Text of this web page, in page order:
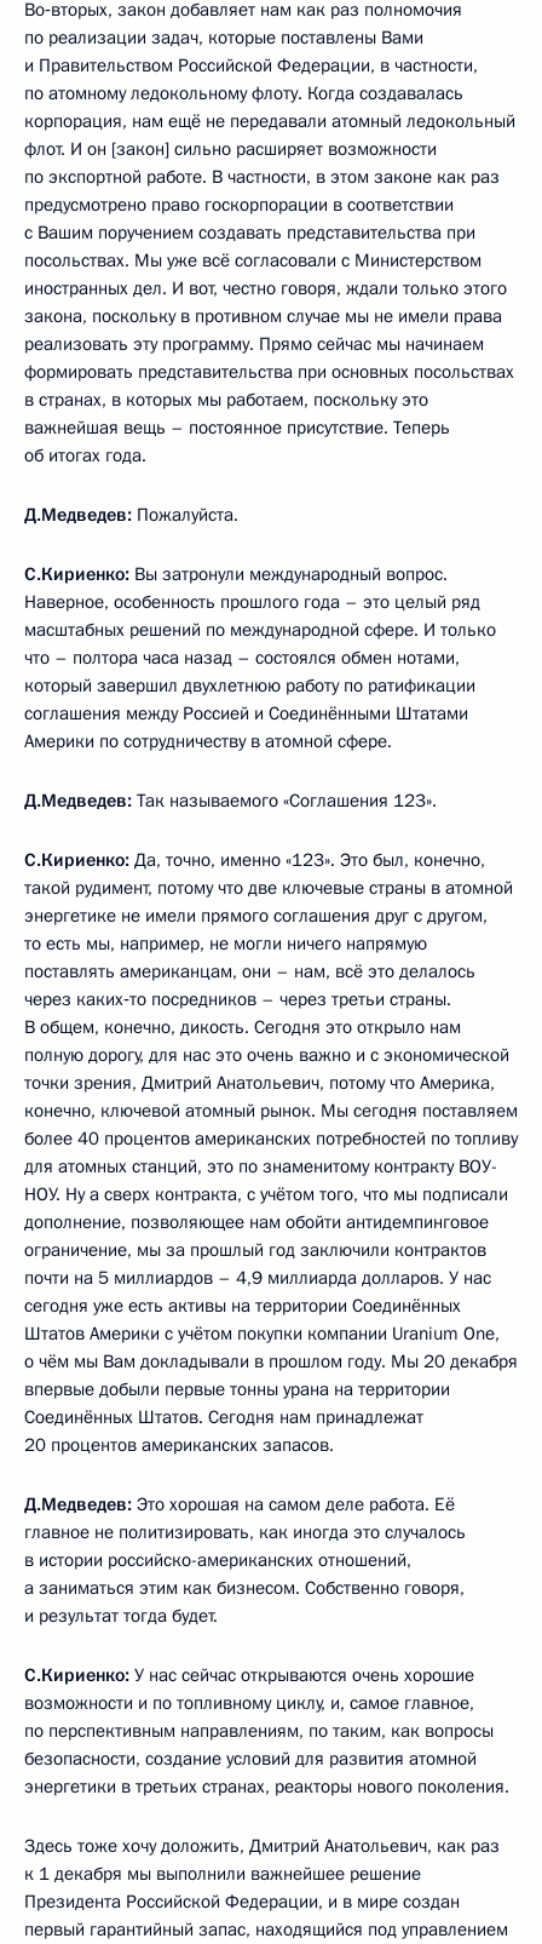
Во‑вторых, закон добавляет нам как раз полномочия
по реализации задач, которые поставлены Вами
и Правительством Российской Федерации, в частности,
по атомному ледокольному флоту. Когда создавалась
корпорация, нам ещё не передавали атомный ледокольный
флот. И он [закон] сильно расширяет возможности
по экспортной работе. В частности, в этом законе как раз
предусмотрено право госкорпорации в соответствии
с Вашим поручением создавать представительства при
посольствах. Мы уже всё согласовали с Министерством
иностранных дел. И вот, честно говоря, ждали только этого
закона, поскольку в противном случае мы не имели права
реализовать эту программу. Прямо сейчас мы начинаем
формировать представительства при основных посольствах
в странах, в которых мы работаем, поскольку это
важнейшая вещь – постоянное присутствие. Теперь
об итогах года.
Д.Медведев: Пожалуйста.
С.Кириенко: Вы затронули международный вопрос.
Наверное, особенность прошлого года – это целый ряд
масштабных решений по международной сфере. И только
что – полтора часа назад – состоялся обмен нотами,
который завершил двухлетнюю работу по ратификации
соглашения между Россией и Соединёнными Штатами
Америки по сотрудничеству в атомной сфере.
Д.Медведев: Так называемого «Соглашения 123».
С.Кириенко: Да, точно, именно «123». Это был, конечно,
такой рудимент, потому что две ключевые страны в атомной
энергетике не имели прямого соглашения друг с другом,
то есть мы, например, не могли ничего напрямую
поставлять американцам, они – нам, всё это делалось
через каких‑то посредников – через третьи страны.
В общем, конечно, дикость. Сегодня это открыло нам
полную дорогу, для нас это очень важно и с экономической
точки зрения, Дмитрий Анатольевич, потому что Америка,
конечно, ключевой атомный рынок. Мы сегодня поставляем
более 40 процентов американских потребностей по топливу
для атомных станций, это по знаменитому контракту ВОУ-
НОУ. Ну а сверх контракта, с учётом того, что мы подписали
дополнение, позволяющее нам обойти антидемпинговое
ограничение, мы за прошлый год заключили контрактов
почти на 5 миллиардов – 4,9 миллиарда долларов. У нас
сегодня уже есть активы на территории Соединённых
Штатов Америки с учётом покупки компании Uranium One,
о чём мы Вам докладывали в прошлом году. Мы 20 декабря
впервые добыли первые тонны урана на территории
Соединённых Штатов. Сегодня нам принадлежат
20 процентов американских запасов.
Д.Медведев: Это хорошая на самом деле работа. Её
главное не политизировать, как иногда это случалось
в истории российско-американских отношений,
а заниматься этим как бизнесом. Собственно говоря,
и результат тогда будет.
С.Кириенко: У нас сейчас открываются очень хорошие
возможности и по топливному циклу, и, самое главное,
по перспективным направлениям, по таким, как вопросы
безопасности, создание условий для развития атомной
энергетики в третьих странах, реакторы нового поколения.
Здесь тоже хочу доложить, Дмитрий Анатольевич, как раз
к 1 декабря мы выполнили важнейшее решение
Президента Российской Федерации, и в мире создан
первый гарантийный запас, находящийся под управлением